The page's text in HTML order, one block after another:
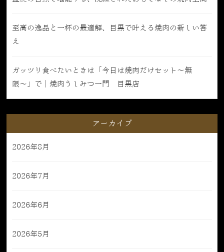
至高の逸品と一杯の最適解、目黒で叶える焼肉の新しい答
え
ガッツリ食べたいときは「今日は焼肉だけセット〜無
限〜」で｜焼肉うしみつ一門 目黒店
アーカイブ
2026年8月
2026年7月
2026年6月
2026年5月